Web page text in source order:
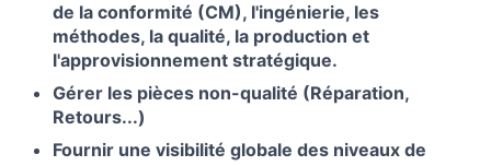
de la conformité (CM), l'ingénierie, les
méthodes, la qualité, la production et
l'approvisionnement stratégique.
Gérer les pièces non-qualité (Réparation,
Retours...)
Fournir une visibilité globale des niveaux de